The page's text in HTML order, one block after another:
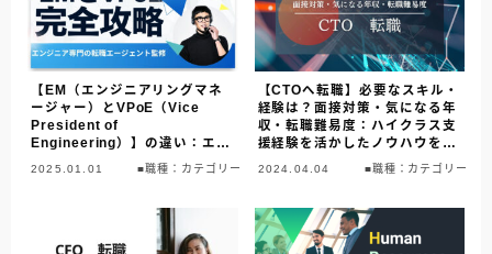
【EM（エンジニアリングマネ
ージャー）とVPoE（Vice
President of
Engineering）】の違い：エン
ジニア専門の転職エージェント
2025.01.01 ■職種：カテゴリー
【CTOへ転職】必要なスキル・
経験は？面接対策・気になる年
収・転職難易度：ハイクラス支
援経験を活かしたノウハウをお
2024.04.04 ■職種：カテゴリー